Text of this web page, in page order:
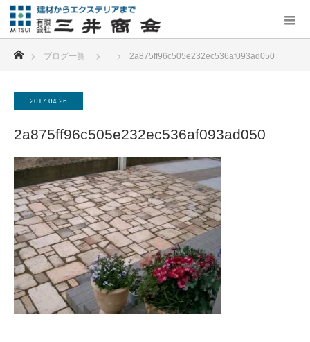
ブログ一覧 2a875ff96c505e232ec536af093ad050
2017.04.26
2a875ff96c505e232ec536af093ad050